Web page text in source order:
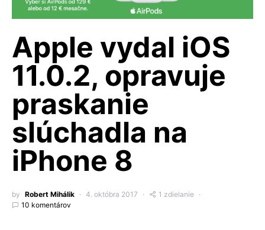
Apple vydal iOS
11.0.2, opravuje
praskanie
slúchadla na
iPhone 8
by Robert Mihálik 4. októbra 2017
1 zdielanie
10 komentárov